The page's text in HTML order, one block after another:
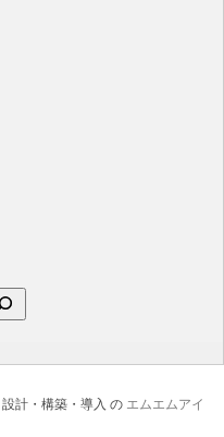
計・構築・導入 の エムエムアイ